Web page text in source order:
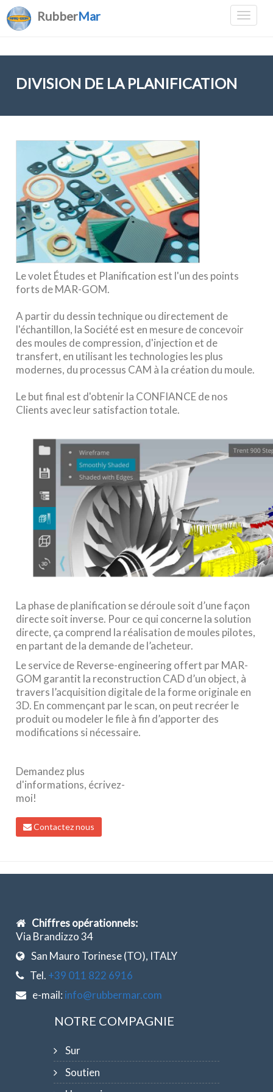
RubberMar
DIVISION DE LA PLANIFICATION
Le volet Études et Planification est l'un des points
forts de MAR-GOM.
A partir du dessin technique ou directement de
l'échantillon, la Société est en mesure de concevoir
des moules de compression, d'injection et de
transfert, en utilisant les technologies les plus
modernes, du processus CAM à la création du moule.
Le but final est d'obtenir la CONFIANCE de nos
Clients avec leur satisfaction totale.
La phase de planification se déroule soit d’une façon
directe soit inverse. Pour ce qui concerne la solution
directe, ça comprend la réalisation de moules pilotes,
en partant de la demande de l’acheteur.
Le service de Reverse-engineering offert par MAR-
GOM garantit la reconstruction CAD d’un object, à
travers l’acquisition digitale de la forme originale en
3D. En commençant par le scan, on peut recréer le
produit ou modeler le file à fin d’apporterdes
modifications si nécessaire.
Demandez plus
d'informations, écrivez-
moi!
Contactez nous
Chiffres opérationnels:
Via Brandizzo 34
San Mauro Torinese (TO), ITALY
Tel. +39 011 822 6916
e-mail: info@rubbermar.com
NOTRE COMPAGNIE
Sur
Soutien